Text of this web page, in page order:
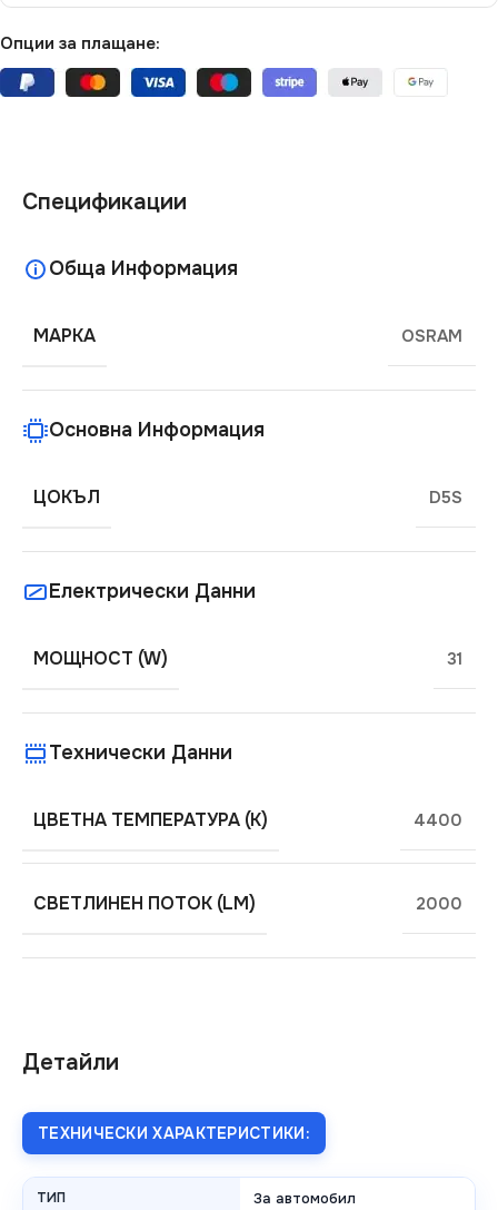
Опции за плащане:
Детайли
ТЕХНИЧЕСКИ ХАРАКТЕРИСТИКИ:
ТИП За автомобил
Спецификации
Обща Информация
МАРКА OSRAM
Основна Информация
ЦОКЪЛ D5S
Електрически Данни
МОЩНОСТ (W) 31
Технически Данни
ЦВЕТНА ТЕМПЕРАТУРА (K) 4400
СВЕТЛИНЕН ПОТОК (LM) 2000